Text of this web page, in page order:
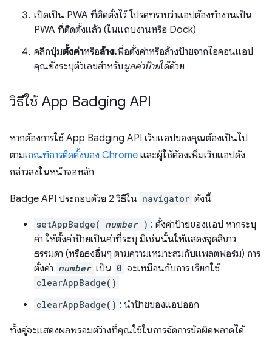
เปิดเป็น PWA ที่ติดตั้งไว้ โปรดทราบว่าแอปต้องทำงานเป็น
PWA ที่ติดตั้งแล้ว (ในแถบงานหรือ Dock)
คลิกปุ่มตั้งค่าหรือล้างเพื่อตั้งค่าหรือล้างป้ายจากไอคอนแอป
คุณยังระบุตัวเลขสำหรับมูลค่าป้ายได้ด้วย
วิธีใช้ App Badging API
หากต้องการใช้ App Badging API เว็บแอปของคุณต้องเป็นไป
ตามเกณฑ์การติดตั้งของ Chrome และผู้ใช้ต้องเพิ่มเว็บแอปดัง
กล่าวลงในหน้าจอหลัก
Badge API ประกอบด้วย 2 วิธีใน navigator ดังนี้
setAppBadge( number ) : ตั้งค่าป้ายของแอป หากระบุ
ค่า ให้ตั้งค่าป้ายเป็นค่าที่ระบุ มิเช่นนั้นให้แสดงจุดสีขาว
ธรรมดา (หรือธงอื่นๆ ตามความเหมาะสมกับแพลตฟอร์ม) การ
ตั้งค่า number เป็น 0 จะเหมือนกับการ เรียกใช้
clearAppBadge()
clearAppBadge() : นำป้ายของแอปออก
ทั้งคู่จะแสดงผลพรอมต์ว่างที่คุณใช้ในการจัดการข้อผิดพลาดได้